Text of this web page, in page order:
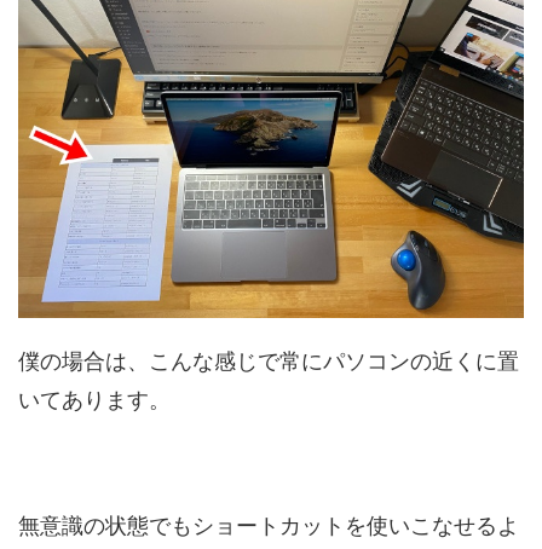
僕の場合は、こんな感じで常にパソコンの近くに置
いてあります。
無意識の状態でもショートカットを使いこなせるよ